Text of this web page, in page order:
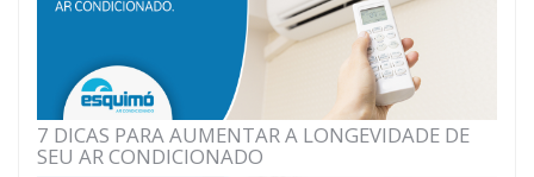
7 DICAS PARA AUMENTAR A LONGEVIDADE DE
SEU AR CONDICIONADO